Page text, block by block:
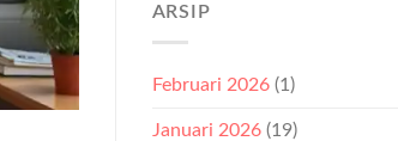
ARSIP
Februari 2026(1)
Januari 2026(19)